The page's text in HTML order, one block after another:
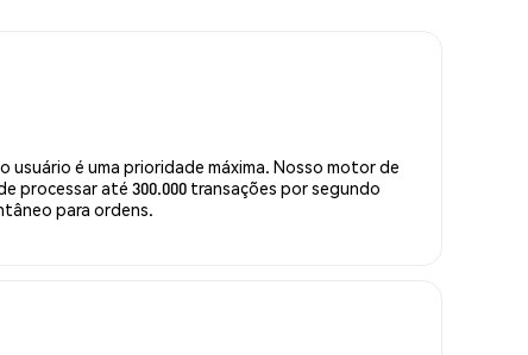
usuário é uma prioridade máxima. Nosso motor de
processar até 300.000 transações por segundo
para ordens.